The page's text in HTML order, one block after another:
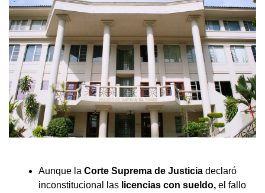
Aunque la Corte Suprema de Justicia declaró
inconstitucional las licencias con sueldo, el fallo